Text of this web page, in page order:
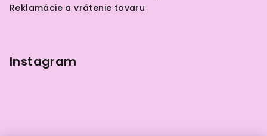
Reklamácie a vrátenie tovaru
Instagram